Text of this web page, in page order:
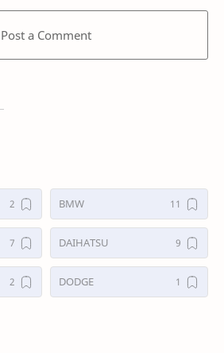
Post a Comment
BMW
DAIHATSU
DODGE